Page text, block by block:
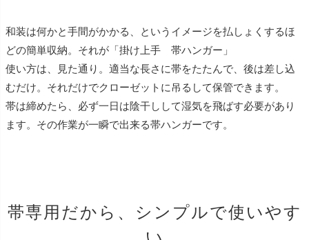
和装は何かと手間がかかる、というイメージを払しょくするほ
どの簡単収納。それが「掛け上手 帯ハンガー」
使い方は、見た通り。適当な長さに帯をたたんで、後は差し込
むだけ。それだけでクローゼットに吊るして保管できます。
帯は締めたら、必ず一日は陰干しして湿気を飛ばす必要があり
ます。その作業が一瞬で出来る帯ハンガーです。
帯専用だから、シンプルで使いやす